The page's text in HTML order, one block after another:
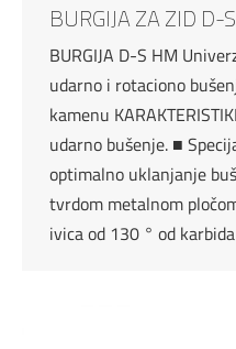
BURGIJA ZA ZID D-
BURGIJA D-S HM
udarno i rotaciono
kamenu
udarno bušenje. ■
optimalno uklanjanje
tvrdom metalnom
ivica od 130 ° od